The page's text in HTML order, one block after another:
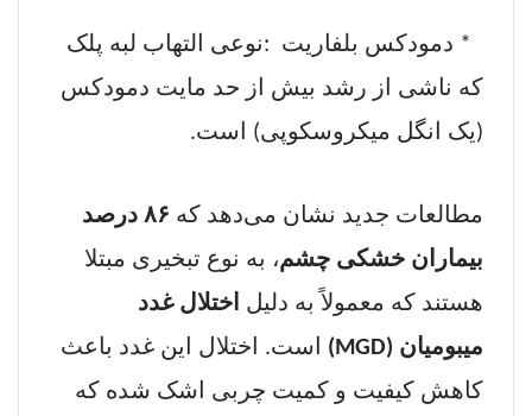
* دمودکس بلفاریت :نوعی التهاب لبه پلک
که ناشی از رشد بیش از حد مایت دمودکس
(یک انگل میکروسکوپی) است.
مطالعات جدید نشان می‌دهد که
۸۶ درصد
بیماران خشکی چشم، به نوع تبخیری مبتلا
هستند که معمولاً به دلیل اختلال غدد
میبومیان (MGD
) است. اختلال این غدد باعث
کاهش کیفیت و کمیت چربی اشک شده که